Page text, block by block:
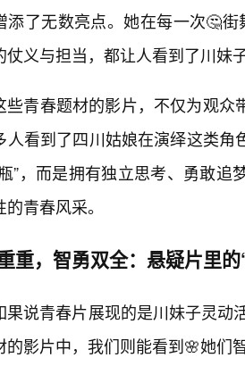
添了无数亮点。她在每一次🤔
仗义与担当，都让人看到了川妹
些青春题材的影片，不仅为观众
人看到了四川姑娘在演绎这类
”，而是拥有独立思考、勇敢
青春风采。
重，智勇双全：悬疑片里
果说青春片展现的是川妹子灵动
的影片中，我们则能看到🌸她们